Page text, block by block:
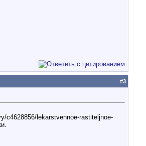
#3
c4628856/lekarstvennoe-rastiteljnoe-